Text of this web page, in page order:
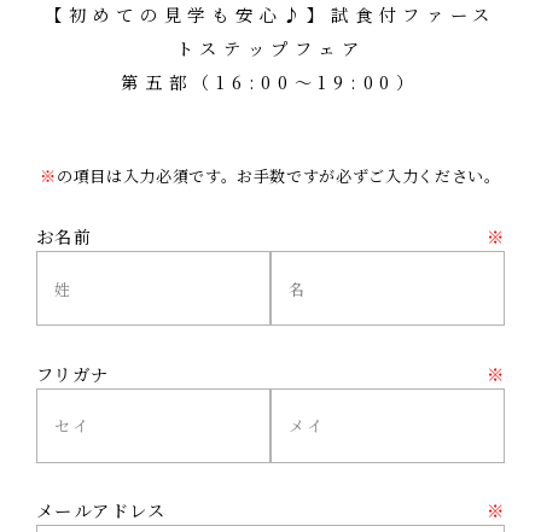
【初めての見学も安心♪】試食付ファース
トステップフェア
第五部（16:00～19:00）
※の項目は入力必須です。お手数ですが必ずご入力ください。
お名前 ※
フリガナ ※
メールアドレス ※